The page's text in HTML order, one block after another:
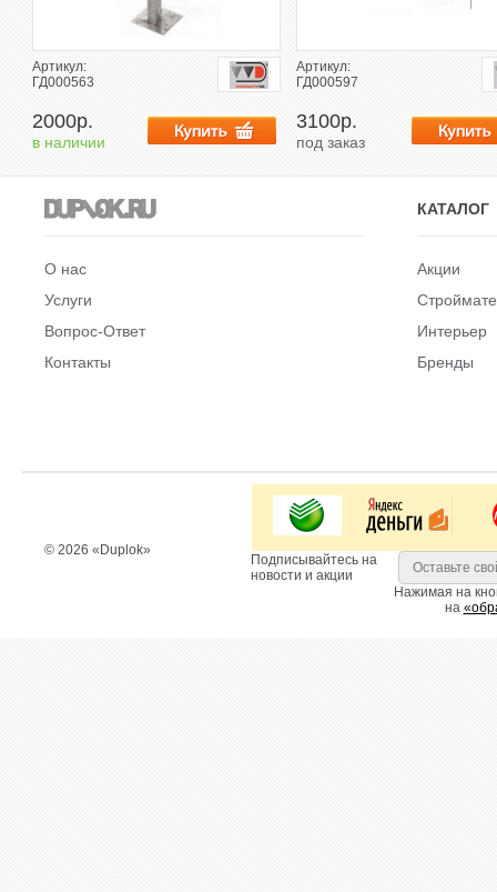
Артикул:
ГД000563
2000р.
в наличии
Артикул:
ГД000597
3100р.
под заказ
КАТАЛОГ
О нас
Услуги
Вопрос-Ответ
Контакты
Акции
Интерьер
Бренды
© 2026 «Duplok»
Подписывайтесь на
новости и акции
Нажимая на
на